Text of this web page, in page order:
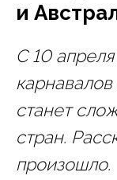
и
С 10
станет
стран.
произошло.